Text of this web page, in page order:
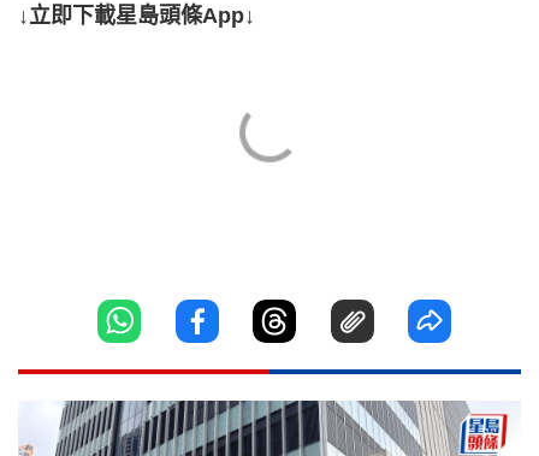
↓立即下載星島頭條App↓